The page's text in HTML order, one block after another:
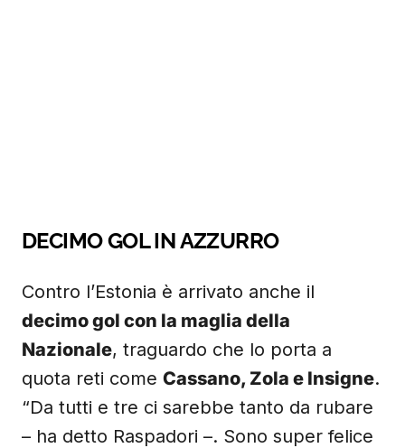
DECIMO GOL IN AZZURRO
Contro l’Estonia è arrivato anche il
decimo gol con la maglia della
Nazionale, traguardo che lo porta a
quota reti come Cassano, Zola e Insigne.
“Da tutti e tre ci sarebbe tanto da rubare
– ha detto Raspadori –. Sono super felice